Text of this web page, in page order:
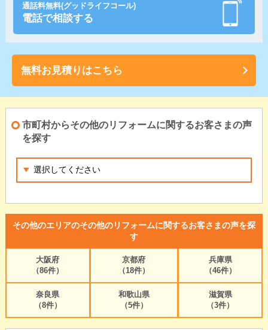
通話料無料(グッドライフコール)
電話で相談する
無料お見積りはこちら
市町村からその他のリフォームに関するお客さまの声
を探す
その他のエリアのその他のリフォームに関するお客さまの声を探
す
大阪府
（86件）
京都府
（18件）
兵庫県
（46件）
奈良県
（8件）
和歌山県
（5件）
滋賀県
（3件）